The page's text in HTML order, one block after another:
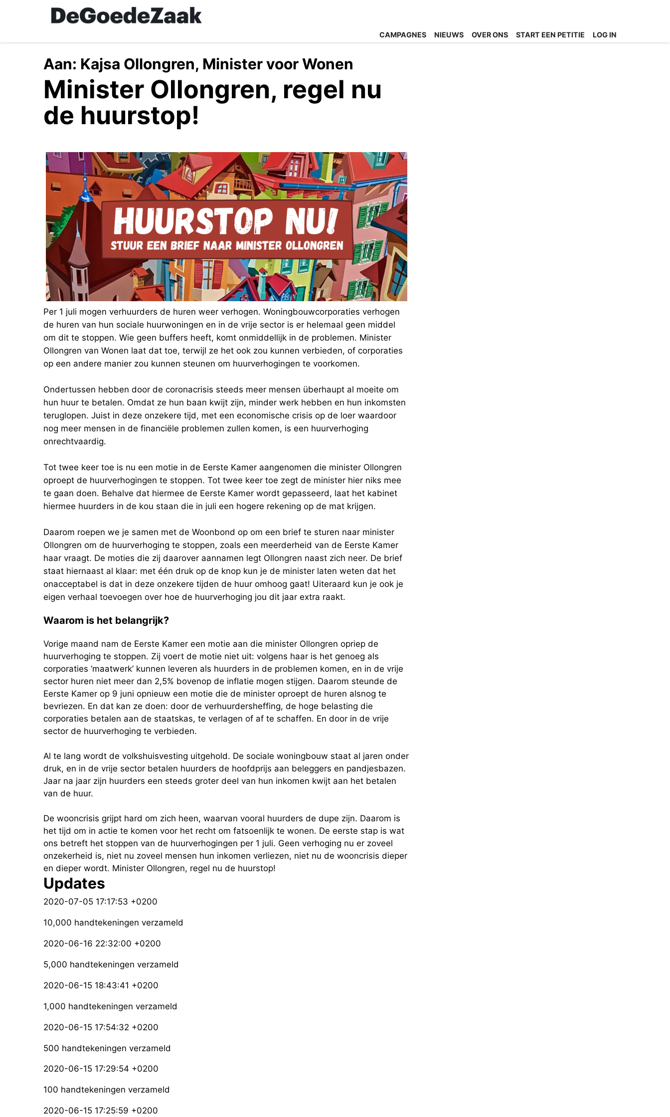
content
CAMPAGNES NIEUWS OVER ONS START EEN PETITIE LOG IN
Aan: Kajsa Ollongren, Minister voor Wonen
Minister Ollongren, regel nu
de huurstop!
Per 1 juli mogen verhuurders de huren weer verhogen. Woningbouwcorporaties verhogen
de huren van hun sociale huurwoningen en in de vrije sector is er helemaal geen middel
om dit te stoppen. Wie geen buffers heeft, komt onmiddellijk in de problemen. Minister
Ollongren van Wonen laat dat toe, terwijl ze het ook zou kunnen verbieden, of corporaties
op een andere manier zou kunnen steunen om huurverhogingen te voorkomen.
Ondertussen hebben door de coronacrisis steeds meer mensen überhaupt al moeite om
hun huur te betalen. Omdat ze hun baan kwijt zijn, minder werk hebben en hun inkomsten
teruglopen. Juist in deze onzekere tijd, met een economische crisis op de loer waardoor
nog meer mensen in de financiële problemen zullen komen, is een huurverhoging
onrechtvaardig.
Tot twee keer toe is nu een motie in de Eerste Kamer aangenomen die minister Ollongren
oproept de huurverhogingen te stoppen. Tot twee keer toe zegt de minister hier niks mee
te gaan doen. Behalve dat hiermee de Eerste Kamer wordt gepasseerd, laat het kabinet
hiermee huurders in de kou staan die in juli een hogere rekening op de mat krijgen.
Daarom roepen we je samen met de Woonbond op om een brief te sturen naar minister
Ollongren om de huurverhoging te stoppen, zoals een meerderheid van de Eerste Kamer
haar vraagt. De moties die zij daarover aannamen legt Ollongren naast zich neer. De brief
staat hiernaast al klaar: met één druk op de knop kun je de minister laten weten dat het
onacceptabel is dat in deze onzekere tijden de huur omhoog gaat! Uiteraard kun je ook je
eigen verhaal toevoegen over hoe de huurverhoging jou dit jaar extra raakt.
Waarom is het belangrijk?
Vorige maand nam de Eerste Kamer een motie aan die minister Ollongren opriep de
huurverhoging te stoppen. Zij voert de motie niet uit: volgens haar is het genoeg als
corporaties ‘maatwerk’ kunnen leveren als huurders in de problemen komen, en in de vrije
sector huren niet meer dan 2,5% bovenop de inflatie mogen stijgen. Daarom steunde de
Eerste Kamer op 9 juni opnieuw een motie die de minister oproept de huren alsnog te
bevriezen. En dat kan ze doen: door de verhuurdersheffing, de hoge belasting die
corporaties betalen aan de staatskas, te verlagen of af te schaffen. En door in de vrije
sector de huurverhoging te verbieden.
Al te lang wordt de volkshuisvesting uitgehold. De sociale woningbouw staat al jaren onder
druk, en in de vrije sector betalen huurders de hoofdprijs aan beleggers en pandjesbazen.
Jaar na jaar zijn huurders een steeds groter deel van hun inkomen kwijt aan het betalen
van de huur.
De wooncrisis grijpt hard om zich heen, waarvan vooral huurders de dupe zijn. Daarom is
het tijd om in actie te komen voor het recht om fatsoenlijk te wonen. De eerste stap is wat
ons betreft het stoppen van de huurverhogingen per 1 juli. Geen verhoging nu er zoveel
onzekerheid is, niet nu zoveel mensen hun inkomen verliezen, niet nu de wooncrisis dieper
en dieper wordt. Minister Ollongren, regel nu de huurstop!
Updates
2020-07-05 17:17:53 +0200
10,000 handtekeningen verzameld
2020-06-16 22:32:00 +0200
5,000 handtekeningen verzameld
2020-06-15 18:43:41 +0200
1,000 handtekeningen verzameld
2020-06-15 17:54:32 +0200
500 handtekeningen verzameld
2020-06-15 17:29:54 +0200
100 handtekeningen verzameld
2020-06-15 17:25:59 +0200